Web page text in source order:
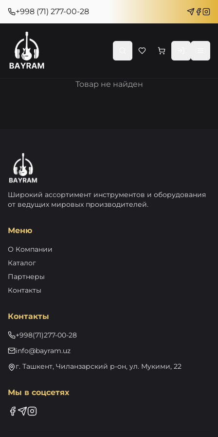
+998 (71) 277-00-28
Товар не найден
Широкий ассортимент инструментов и оборудования
от ведущих мировых производителей.
Меню
О Компании
Каталог
Партнеры
Контакты
Контакты
+998(71)277-00-28
info@bayram.uz
г. Ташкент, Чиланзарский р-он, ул. Мукими, 22
Мы в соцсетях